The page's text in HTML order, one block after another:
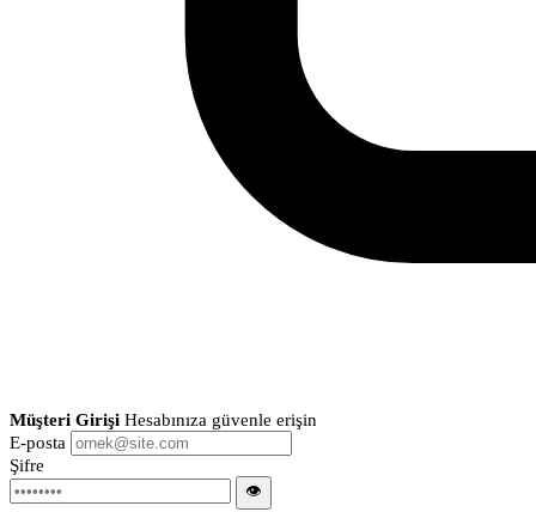
Müşteri Girişi Hesabınıza güvenle erişin
E-posta
Şifre
👁